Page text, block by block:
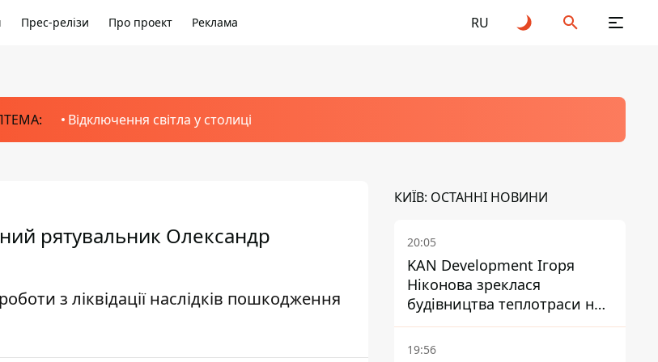
Прес-релізи Про проект Реклама RU
Відключення світла у столиці
рятувальник Олександр
з ліквідації наслідків пошкодження
КИЇВ: ОСТАННІ НОВИНИ
20:05
KAN Development Ігоря
Ніконова зреклася
будівництва теплотраси на
Теремках
19:56